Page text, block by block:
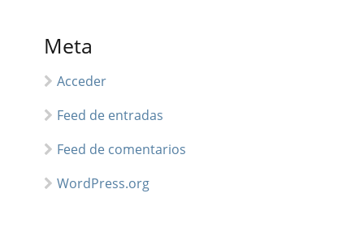
Meta
Acceder
Feed de entradas
Feed de comentarios
WordPress.org